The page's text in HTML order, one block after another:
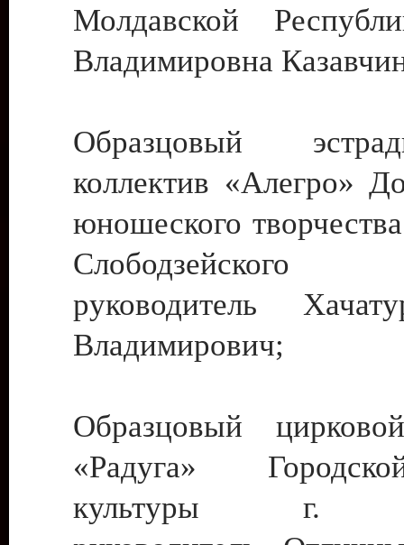
Молдавской
Владимировна
Образцовый
коллектив «Алегро»
юношеского
руководитель
Владимирович;
Образцовый
«Радуга»
культуры г.